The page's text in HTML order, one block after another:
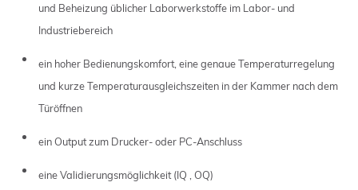
und Beheizung üblicher Laborwerkstoffe im Labor- und
Industriebereich
ein hoher Bedienungskomfort, eine genaue Temperaturregelung
und kurze Temperaturausgleichszeiten in der Kammer nach dem
Türöffnen
ein Output zum Drucker- oder PC-Anschluss
eine Validierungsmöglichkeit (IQ , OQ)